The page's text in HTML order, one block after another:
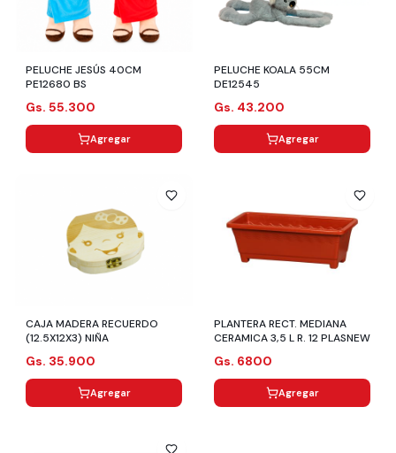
PELUCHE JESÚS 40CM
PE12680 BS
Gs. 55.300
Agregar
PELUCHE KOALA 55CM
DE12545
Gs. 43.200
Agregar
CAJA MADERA RECUERDO
(12.5X12X3) NIÑA
Gs. 35.900
Agregar
PLANTERA RECT. MEDIANA
CERAMICA 3,5 L R. 12 PLASNEW
Gs. 6800
Agregar